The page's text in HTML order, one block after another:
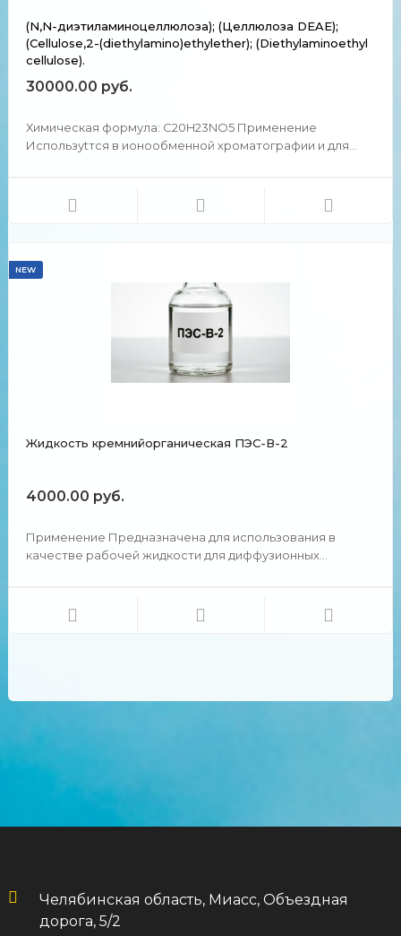
(N,N-диэтиламиноцеллюлоза); (Целлюлоза DEAE);
(Cellulose,2-(diethylamino)ethylether); (Diethylaminoethyl
cellulose).
30000.00 руб.
Химическая формула: C20H23NO5 Применение
Используtтся в ионообменной хроматографии и для
и физические свойства Внешний вид: предварительно
NEW
Жидкость кремнийорганическая ПЭС-В-2
4000.00 руб.
Применение Предназначена для использования в
качестве рабочей жидкости для диффузионных
физические свойства Внешний вид: Прозрачная
Челябинская область, Миасс, Объездная
дорога, 5/2